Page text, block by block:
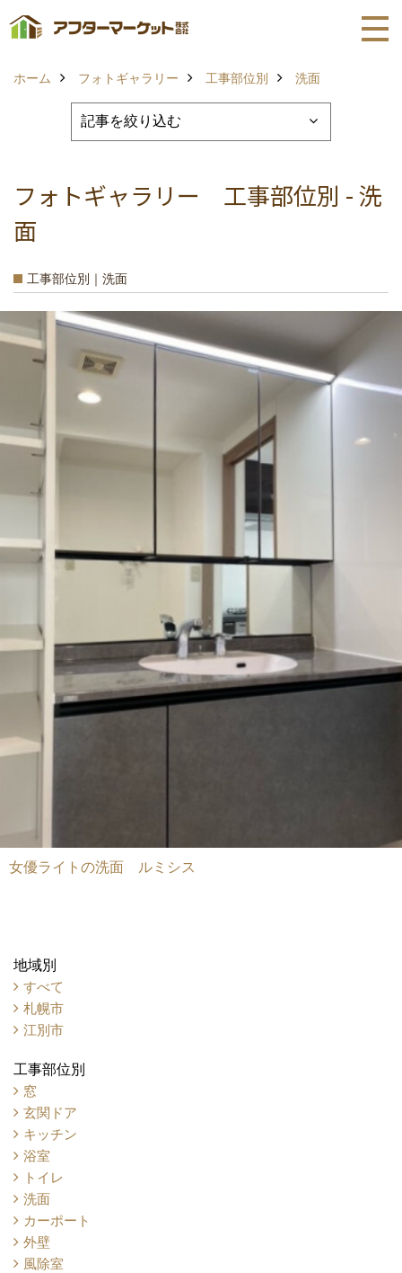
ホーム フォトギャラリー 工事部位別 洗面
フォトギャラリー 工事部位別 - 洗
面
工事部位別｜洗面
女優ライトの洗面 ルミシス
地域別
すべて
札幌市
江別市
工事部位別
窓
玄関ドア
キッチン
浴室
トイレ
洗面
カーポート
外壁
風除室